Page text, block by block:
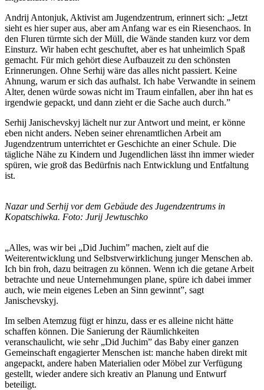
Andrij Antonjuk, Aktivist am Jugendzentrum, erinnert sich: „Jetzt
sieht es hier super aus, aber am Anfang war es ein Riesenchaos. In
den Fluren türmte sich der Müll, die Wände standen kurz vor dem
Einsturz. Wir haben echt geschuftet, aber es hat unheimlich Spaß
gemacht. Für mich gehört diese Aufbauzeit zu den schönsten
Erinnerungen. Ohne Serhij wäre das alles nicht passiert. Keine
Ahnung, warum er sich das aufhalst. Ich habe Verwandte in seinem
Alter, denen würde sowas nicht im Traum einfallen, aber ihn hat es
irgendwie gepackt, und dann zieht er die Sache auch durch.”
Serhij Janischevskyj lächelt nur zur Antwort und meint, er könne
eben nicht anders. Neben seiner ehrenamtlichen Arbeit am
Jugendzentrum unterrichtet er Geschichte an einer Schule. Die
tägliche Nähe zu Kindern und Jugendlichen lässt ihn immer wieder
spüren, wie groß das Bedürfnis nach Entwicklung und Entfaltung
ist.
Nazar und Serhij vor dem Gebäude des Jugendzentrums in
Kopatschiwka. Foto: Jurij Jewtuschko
„Alles, was wir bei „Did Juchim” machen, zielt auf die
Weiterentwicklung und Selbstverwirklichung junger Menschen ab.
Ich bin froh, dazu beitragen zu können. Wenn ich die getane Arbeit
betrachte und neue Unternehmungen plane, spüre ich dabei immer
auch, wie mein eigenes Leben an Sinn gewinnt”, sagt
Janischevskyj.
Im selben Atemzug fügt er hinzu, dass er es alleine nicht hätte
schaffen können. Die Sanierung der Räumlichkeiten
veranschaulicht, wie sehr „Did Juchim” das Baby einer ganzen
Gemeinschaft engagierter Menschen ist: manche haben direkt mit
angepackt, andere haben Materialien oder Möbel zur Verfügung
gestellt, wieder andere sich kreativ an Planung und Entwurf
beteiligt.